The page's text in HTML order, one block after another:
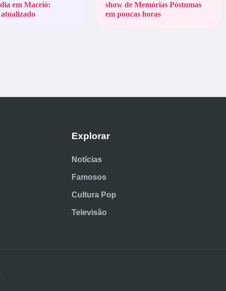
em Maceió:
show de Memórias Póstumas
em poucas horas
Explorar
Notícias
Famosos
Cultura Pop
Televisão